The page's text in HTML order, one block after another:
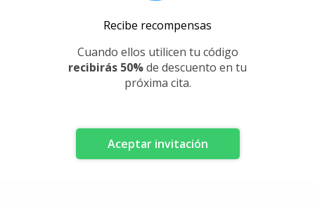
Recibe recompensas
Cuando ellos utilicen tu código
recibirás 50%de descuento en tu
próxima cita.
Aceptar invitación